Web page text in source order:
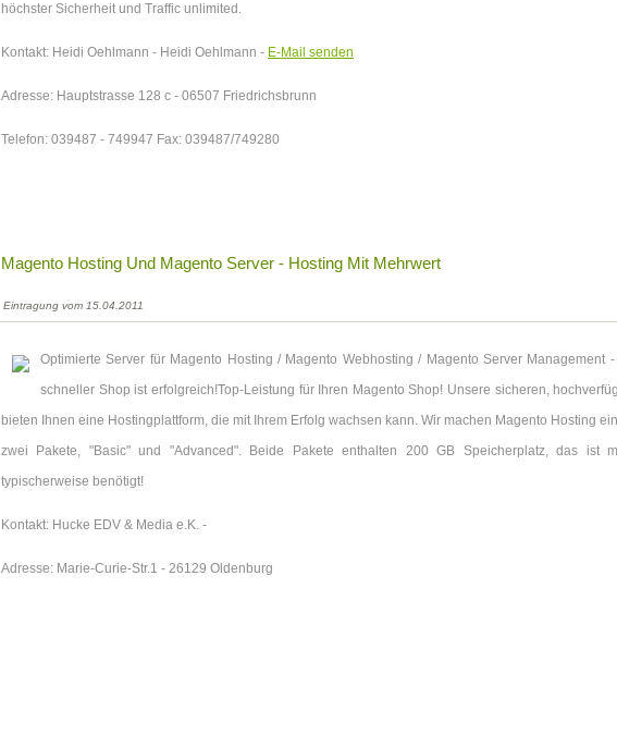
höchster Sicherheit und Traffic unlimited.
Kontakt: Heidi Oehlmann - Heidi Oehlmann - E-Mail senden
Adresse: Hauptstrasse 128 c - 06507 Friedrichsbrunn
Telefon: 039487 - 749947 Fax: 039487/749280
Magento Hosting Und Magento Server - Hosting Mit Mehrwert
Eintragung vom 15.04.2011
Optimierte Server für Magento Hosting / Magento Webhosting / Magento Server Management
schneller Shop ist erfolgreich!Top-Leistung für Ihren Magento Shop! Unsere sicheren,
bieten Ihnen eine Hostingplattform, die mit Ihrem Erfolg wachsen kann. Wir machen Magento Hosting
zwei Pakete, "Basic" und "Advanced". Beide Pakete enthalten 200 GB Speicherplatz, das ist
typischerweise benötigt!
Kontakt: Hucke EDV & Media e.K. -
Adresse: Marie-Curie-Str.1 - 26129 Oldenburg